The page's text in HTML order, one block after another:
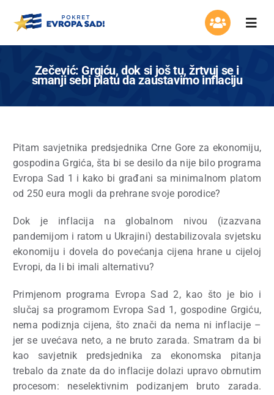
Asocijacija žena
Kontakt
Zečević: Grgiću, dok si još tu, žrtvuj se i
smanji sebi platu da zaustavimo inflaciju
Pitam savjetnika predsjednika Crne Gore za ekonomiju,
gospodina Grgića, šta bi se desilo da nije bilo programa
Evropa Sad 1 i kako bi građani sa minimalnom platom
od 250 eura mogli da prehrane svoje porodice?
Dok je inflacija na globalnom nivou (izazvana
pandemijom i ratom u Ukrajini) destabilizovala svjetsku
ekonomiju i dovela do povećanja cijena hrane u cijeloj
Evropi, da li bi imali alternativu?
Primjenom programa Evropa Sad 2, kao što je bio i
slučaj sa programom Evropa Sad 1, gospodine Grgiću,
nema podiznja cijena, što znači da nema ni inflacije –
jer se uvećava neto, a ne bruto zarada. Smatram da bi
kao savjetnik predsjednika za ekonomska pitanja
trebalo da znate da do inflacije dolazi upravo obrnutim
procesom: neselektivnim podizanjem bruto zarada.